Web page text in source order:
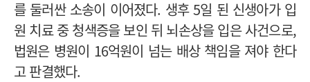
를 둘러싼 소송이 이어졌다. 생후 5일 된 신생아가 입
원 치료 중 청색증을 보인 뒤 뇌손상을 입은 사건으로,
법원은 병원이 16억원이 넘는 배상 책임을 져야 한다
고 판결했다.